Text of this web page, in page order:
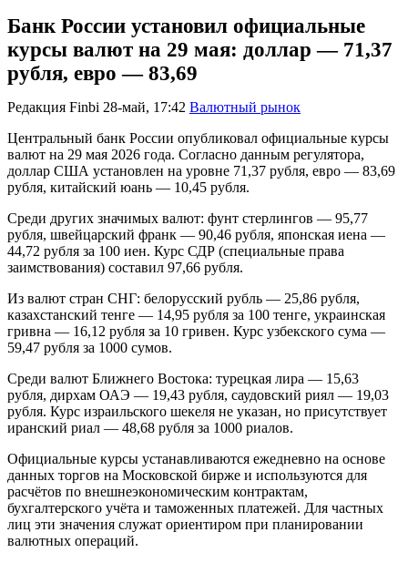
Банк России установил официальные
курсы валют на 29 мая: доллар — 71,37
рубля, евро — 83,69
Редакция Finbi 28-май, 17:42 Валютный рынок
Центральный банк России опубликовал официальные курсы
валют на 29 мая 2026 года. Согласно данным регулятора,
доллар США установлен на уровне 71,37 рубля, евро — 83,69
рубля, китайский юань — 10,45 рубля.
Среди других значимых валют: фунт стерлингов — 95,77
рубля, швейцарский франк — 90,46 рубля, японская иена —
44,72 рубля за 100 иен. Курс СДР (специальные права
заимствования) составил 97,66 рубля.
Из валют стран СНГ: белорусский рубль — 25,86 рубля,
казахстанский тенге — 14,95 рубля за 100 тенге, украинская
гривна — 16,12 рубля за 10 гривен. Курс узбекского сума —
59,47 рубля за 1000 сумов.
Среди валют Ближнего Востока: турецкая лира — 15,63
рубля, дирхам ОАЭ — 19,43 рубля, саудовский риял — 19,03
рубля. Курс израильского шекеля не указан, но присутствует
иранский риал — 48,68 рубля за 1000 риалов.
Официальные курсы устанавливаются ежедневно на основе
данных торгов на Московской бирже и используются для
расчётов по внешнеэкономическим контрактам,
бухгалтерского учёта и таможенных платежей. Для частных
лиц эти значения служат ориентиром при планировании
валютных операций.